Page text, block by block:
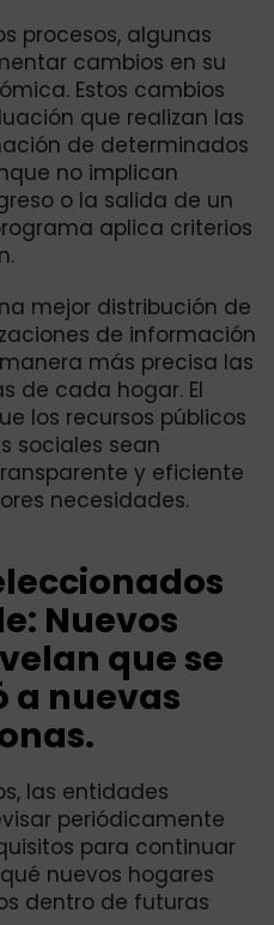
procesos, algunas
cambios en su
Estos cambios
que realizan las
de determinados
no implican
o la salida de un
aplica criterios
mejor distribución de
de información
más precisa las
de cada hogar. El
los recursos públicos
sociales sean
y eficiente
necesidades.
Nuevos
que se
a nuevas
las entidades
periódicamente
para continuar
nuevos hogares
dentro de futuras